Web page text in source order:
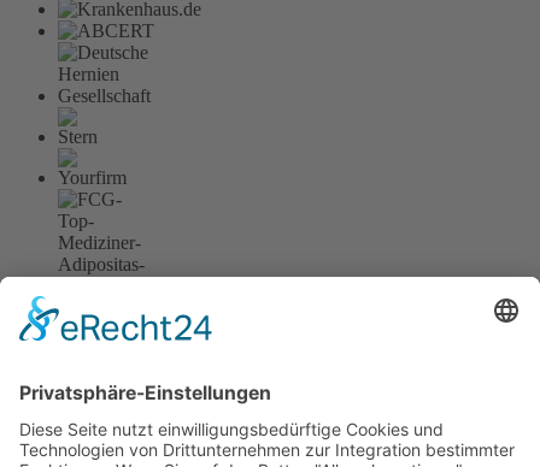
Über uns
Medizinische Leistungen